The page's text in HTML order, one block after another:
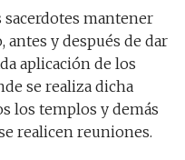
mantener
y después de dar
aplicación de los
se realiza dicha
los templos y demás
realicen reuniones.